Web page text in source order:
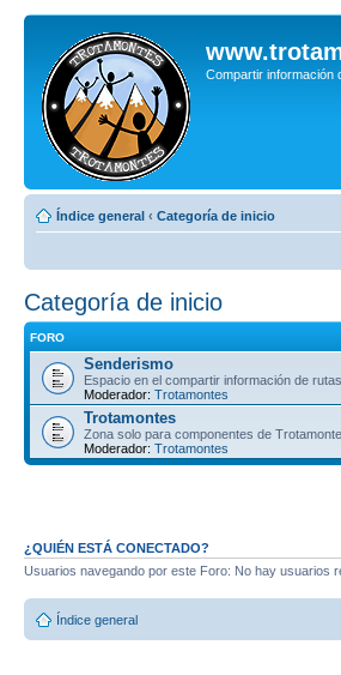
Compartir información
Índice general ‹ Categoría de inicio
Categoría de inicio
FORO
Senderismo
Espacio en el compartir información de
Moderador: Trotamontes
Trotamontes
Zona solo para componentes de
Moderador: Trotamontes
¿QUIÉN ESTÁ CONECTADO?
Usuarios navegando por este Foro: No hay usuarios
Índice general